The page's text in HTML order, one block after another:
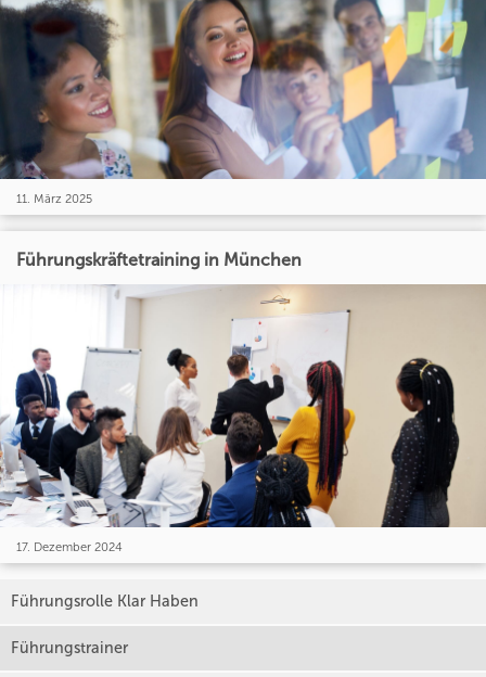
11. März 2025
Führungskräftetraining in München
17. Dezember 2024
Führungsrolle Klar Haben
Führungstrainer